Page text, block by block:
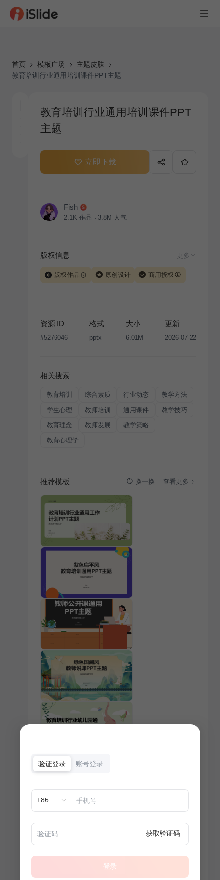
首页 模板广场
主题皮肤
教育培训行业通用培训课件PPT主题
教育培训行业通用培训课件PPT
主题
立即下载
Fish
2.1K 作品 3.8M 人气
版权信息 更多
版权作品 原创设计 商用授权
版权声明
条款，禁止任何形式的转让、出售或出租，未
经投权许可任何人不得擅自转载和分发，否则将接照我
资源 ID
#5276046
格式
pptx
大小
6.01M
更新
2026-07-22
相关搜索
教育培训 综合素质 行业动态 教学方法
学生心理 教师培训 通用课件 教学技巧
教育理念 教师发展 教学策略
教育心理学
推荐模板 换一换 查看更多
验证登录 账号登录
+86
获取验证码
登录